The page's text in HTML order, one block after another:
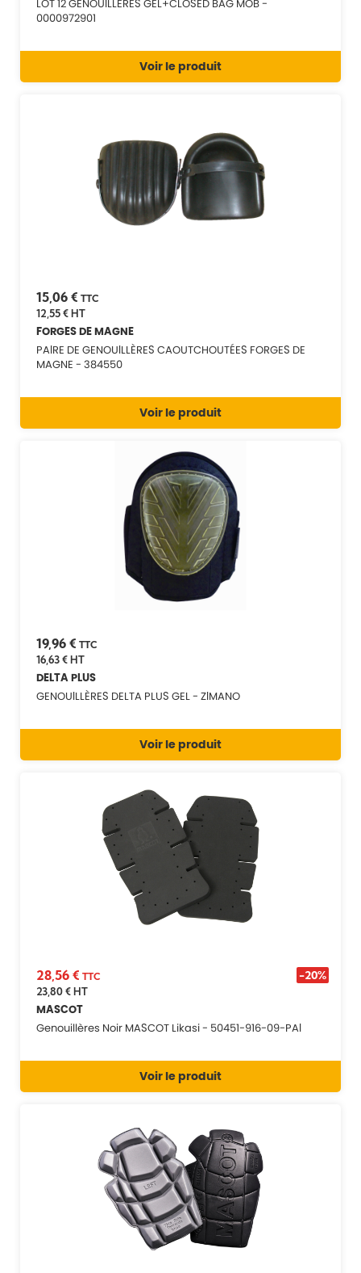
LOT 12 GENOUILLERES GEL+CLOSED BAG MOB -
0000972901
Voir le produit
15,06 € TTC
12,55 €HT
FORGES DE MAGNE
PAIRE DE GENOUILLÈRES CAOUTCHOUTÉES FORGES DE
MAGNE - 384550
Voir le produit
19,96 € TTC
16,63 €HT
DELTA PLUS
GENOUILLÈRES DELTA PLUS GEL - ZIMANO
Voir le produit
28,56 € TTC -20%
23,80 €HT
MASCOT
Genouillères Noir MASCOT Likasi - 50451-916-09-PAI
Voir le produit